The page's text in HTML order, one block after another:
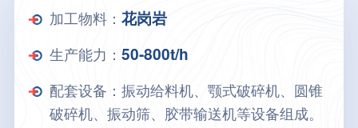
加工物料： 花岗岩
生产能力： 50-800t/h
配套设备：振动给料机、颚式破碎机、圆锥
破碎机、振动筛、胶带输送机等设备组成。